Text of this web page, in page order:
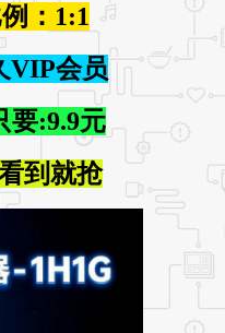
：1:1
VIP会员
要:9.9元
到就抢